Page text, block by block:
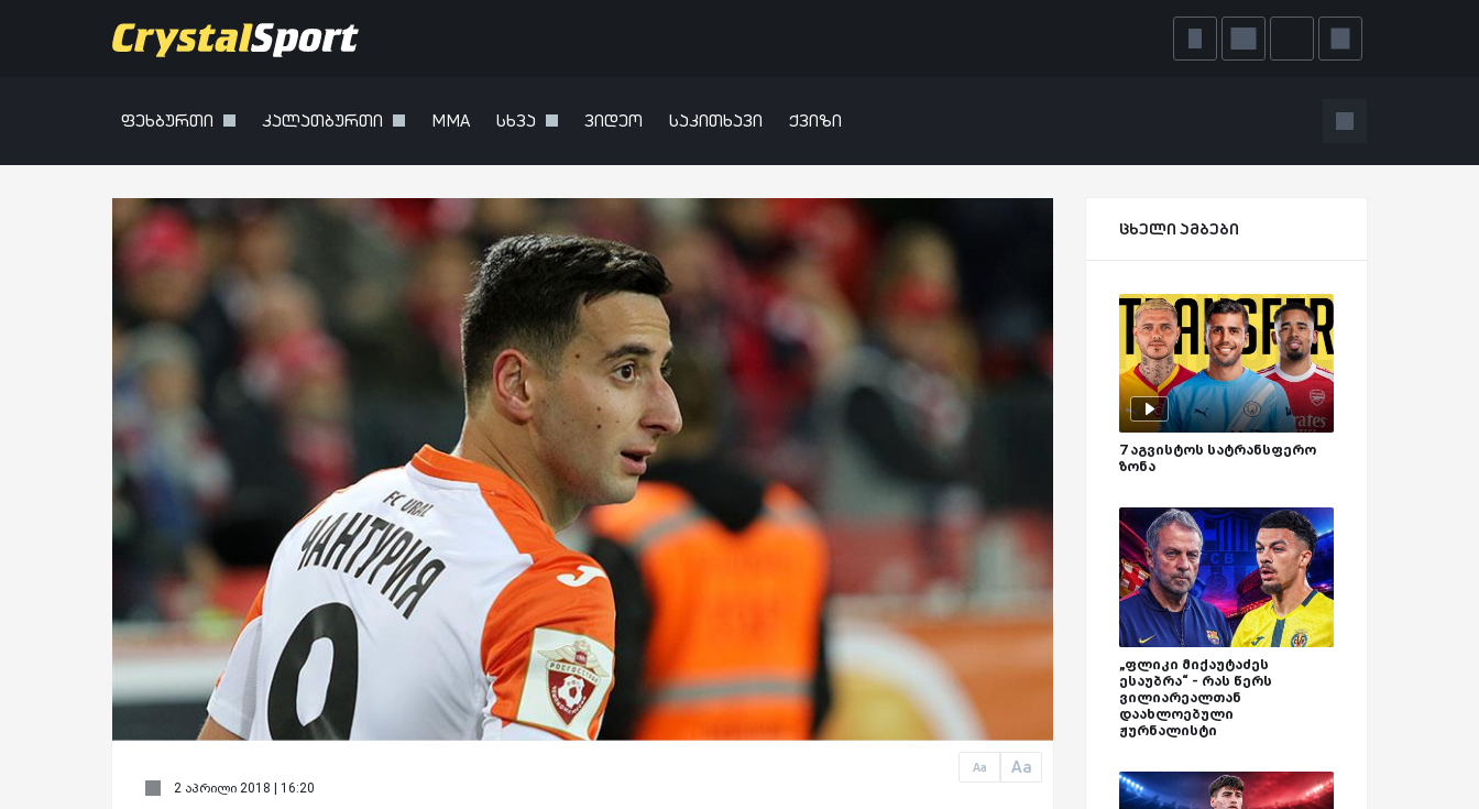
ფეხბურთი კალათბურთი MMA სხვა ვიდეო საკითხავი ქვიზი
Aa Aa
2 აპრილი 2018 | 16:20
ცხელი ამბები
7 აგვისტოს სატრანსფერო
ზონა
„ფლიკი მიქაუტაძეს
ესაუბრა“ - რას წერს
ვილიარეალთან
დაახლოებული
ჟურნალისტი